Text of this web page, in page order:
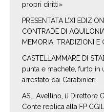
propri diritti»
PRESENTATA L’XI
CONTRADE DI
MEMORIA, TRADIZIONI E
CASTELLAMMARE DI
punta e machete, furto in
arrestato dai Carabinieri
ASL Avellino, il Direttore
Conte replica alla FP